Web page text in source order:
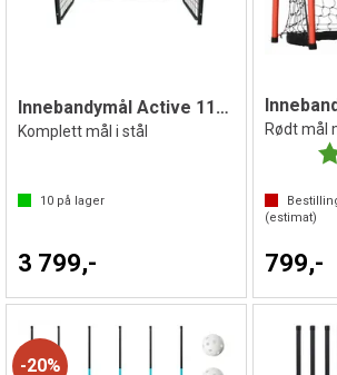
Innebandymål Active 110 x 70 cm
Komplett mål i stål
10 på lager
3 799,-
(estimat)
799,-
20%